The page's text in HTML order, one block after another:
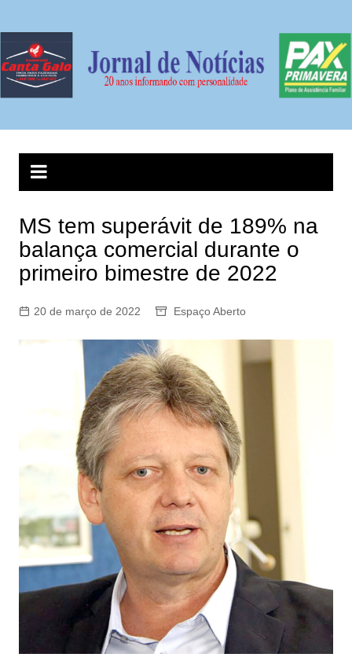
conteúdo
MS tem superávit de 189% na
balança comercial durante o
primeiro bimestre de 2022
20 de março de 2022 Espaço Aberto